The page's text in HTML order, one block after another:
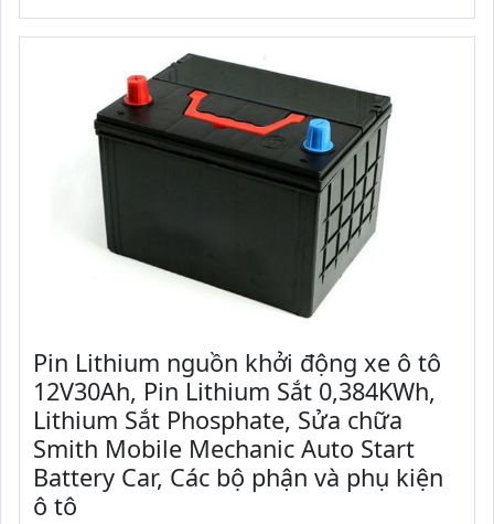
Pin Lithium nguồn khởi động xe ô tô
12V30Ah, Pin Lithium Sắt 0,384KWh,
Lithium Sắt Phosphate, Sửa chữa
Smith Mobile Mechanic Auto Start
Battery Car, Các bộ phận và phụ kiện
ô tô